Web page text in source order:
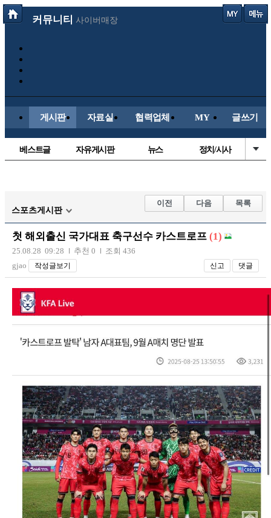
커뮤니티 사이버매장
게시판 자료실 협력업체 MY 글쓰기
베스트글 자유게시판 뉴스 정치/시사
해외축구
국내축구
스포츠게시판
이전 다음 목록
첫 해외출신 국가대표 축구선수 카스트로프 (1)
25.08.28 09:28 추천 0
조회 436
gjao
작성글보기 신고 댓글